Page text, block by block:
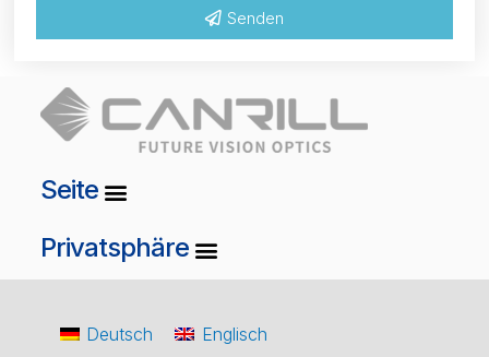
Senden
Seite
Privatsphäre
Deutsch Englisch